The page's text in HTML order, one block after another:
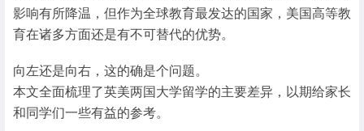
影响有所降温，但作为全球教育最发达的国家，美国高等教
育在诸多方面还是有不可替代的优势。
向左还是向右，这的确是个问题。
本文全面梳理了英美两国大学留学的主要差异，以期给家长
和同学们一些有益的参考。